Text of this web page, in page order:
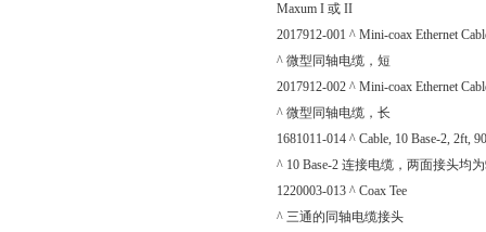
Maxum I 或 II
2017912-001 ^ Mini-coax Ethernet
^ 微型同轴电缆，短
2017912-002 ^ Mini-coax Ethernet
^ 微型同轴电缆，长
1681011-014 ^ Cable, 10 Base-2, 2ft,
^ 10 Base-2 连接电缆，两面接头均
1220003-013 ^ Coax Tee
^ 三通的同轴电缆接头